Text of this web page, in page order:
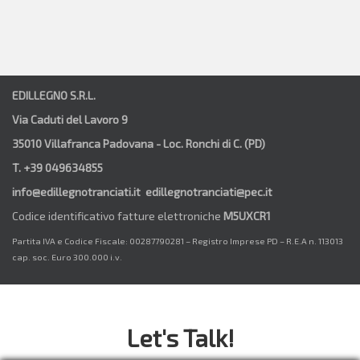
EDILLEGNO S.R.L.
Via Caduti del Lavoro 9
35010 Villafranca Padovana - Loc. Ronchi di C. (PD)
T. +39 049634855
info@edillegnotranciati.it edillegnotranciati@pec.it
Codice identificativo fatture elettroniche M5UXCR1
Partita IVA e Codice Fiscale: 00287790281 – Registro Imprese PD – R.E.A n. 113013
cap. soc. Euro 300.000 i.v.
Let's Talk!